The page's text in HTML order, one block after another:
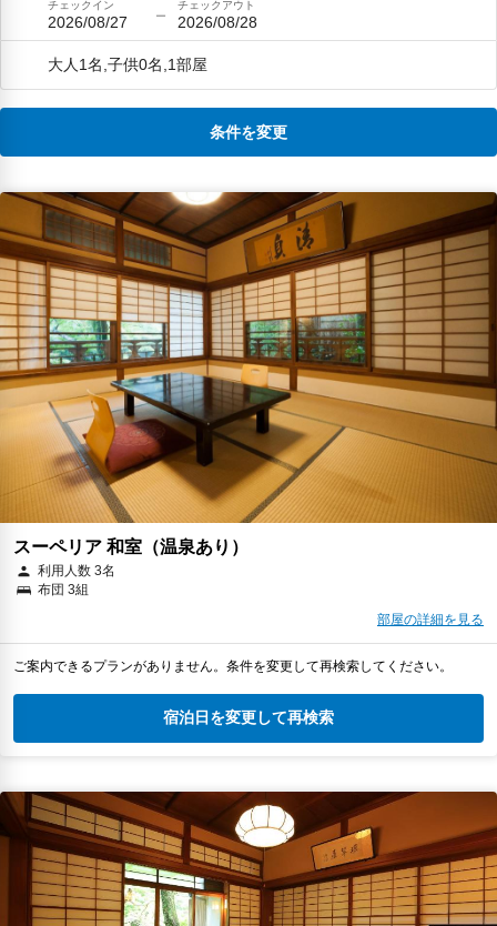
チェックイン
2026/08/27
チェックアウト
2026/08/28
大人1名,子供0名,1部屋
条件を変更
スーペリア 和室（温泉あり）
利用人数 3名
布団 3組
部屋の詳細を見る
ご案内できるプランがありません。条件を変更して再検索してください。
宿泊日を変更して再検索